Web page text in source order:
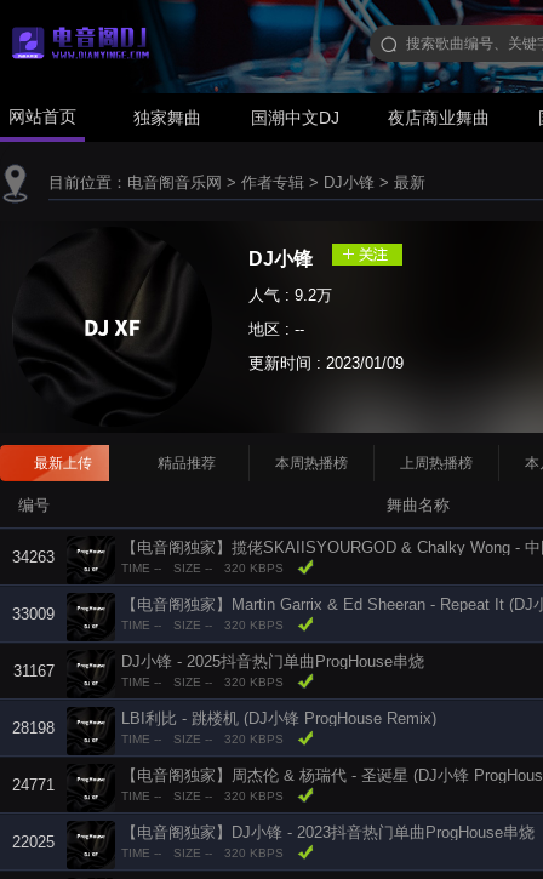
网站首页 独家舞曲 国潮中文DJ 夜店商业舞曲
目前位置： 电音阁音乐网 > 作者专辑 > DJ小锋 > 最新
DJ小锋
人气 : 9.2万
地区 : --
更新时间 : 2023/01/09
最新上传 精品推荐 本周热播榜 上周热播榜 本
编号 舞曲名称
34263
TIME -- SIZE -- 320 KBPS
33009
TIME -- SIZE -- 320 KBPS
31167
DJ小锋 - 2025抖音热门单曲ProgHouse串烧
TIME -- SIZE -- 320 KBPS
28198
LBI利比 - 跳楼机 (DJ小锋 ProgHouse Remix)
TIME -- SIZE -- 320 KBPS
24771
【电音阁独家】周杰伦 & 杨瑞代 - 圣诞星 (DJ小锋
TIME -- SIZE -- 320 KBPS
22025
【电音阁独家】DJ小锋 - 2023抖音热门单曲ProgHouse串烧
TIME -- SIZE -- 320 KBPS